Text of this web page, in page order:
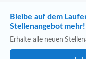
Bleibe auf dem
Stellenangebot mehr!
Erhalte alle neuen